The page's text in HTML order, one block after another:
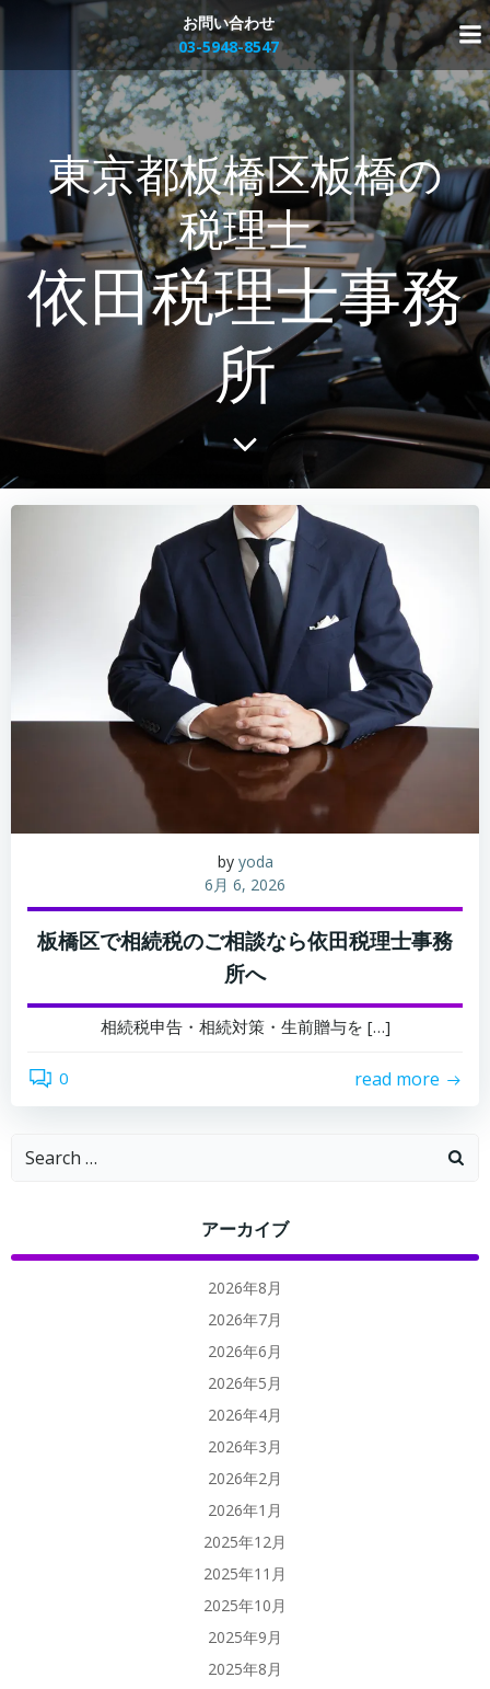
コ
ン
テ
ン
ツ
へ
ス
キ
ッ
プ
お問い合わせ
03-5948-8547
東京都板橋区板橋の
税理士
依田税理士事務
所
by yoda
6月 6, 2026
板橋区で相続税のご相談なら依田税理士事務
所へ
相続税申告・相続対策・生前贈与を […]
0 read more
for:
アーカイブ
2026年8月
2026年7月
2026年6月
2026年5月
2026年4月
2026年3月
2026年2月
2026年1月
2025年12月
2025年11月
2025年10月
2025年9月
2025年8月